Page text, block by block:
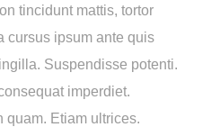
tincidunt mattis, tortor
cursus ipsum ante quis
Suspendisse potenti.
imperdiet.
quam. Etiam ultrices.